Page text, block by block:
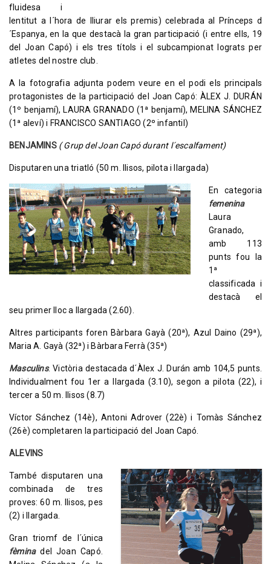
fluidesa i
lentitut a l´hora de lliurar els premis) celebrada al Prínceps d
´Espanya, en la que destacà la gran participació (i entre ells, 19
del Joan Capó) i els tres títols i el subcampionat lograts per
atletes del nostre club.
A la fotografia adjunta podem veure en el podi els principals
protagonistes de la participació del Joan Capó: ÀLEX J. DURÁN
(1º benjamí), LAURA GRANADO (1ª benjamí), MELINA SÁNCHEZ
(1ª aleví) i FRANCISCO SANTIAGO (2º infantil)
BENJAMINS ( Grup del Joan Capó durant l´escalfament)
Disputaren una triatló (50 m. llisos, pilota i llargada)
En categoria
femenina
Laura
Granado,
amb 113
punts fou la
1ª
classificada i
destacà el
seu primer lloc a llargada (2.60).
Altres participants foren Bàrbara Gayà (20ª), Azul Daino (29ª),
Maria A. Gayà (32ª) i Bàrbara Ferrà (35ª)
Masculins. Victòria destacada d´Àlex J. Durán amb 104,5 punts.
Individualment fou 1er a llargada (3.10), segon a pilota (22), i
tercer a 50 m. llisos (8.7)
Víctor Sánchez (14è), Antoni Adrover (22è) i Tomàs Sánchez
(26è) completaren la participació del Joan Capó.
ALEVINS
També disputaren una
combinada de tres
proves: 60 m. llisos, pes
(2) i llargada.
Gran triomf de l´única
fèminadel Joan Capó.